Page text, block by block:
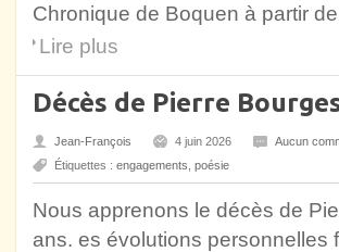
Chronique de Boquen à partir
Lire plus
Décès de Pierre
Jean-François 4 juin 2026
Aucun
Étiquettes : engagements poésie
Nous apprenons le décès de
ans. es évolutions personnelles